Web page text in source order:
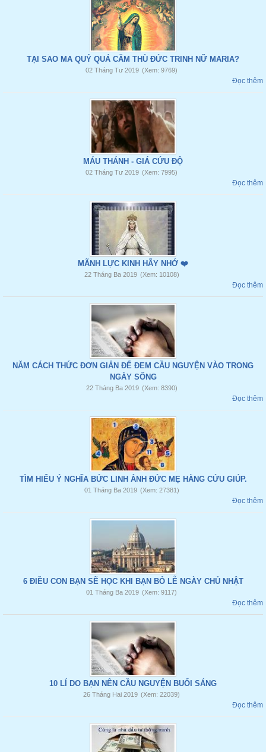
TẠI SAO MA QUỶ QUÁ CĂM THÙ ĐỨC TRINH NỮ MARIA?
02 Tháng Tư 2019 (Xem: 9769)
Đọc thêm
MÁU THÁNH - GIÁ CỨU ĐỘ
02 Tháng Tư 2019 (Xem: 7995)
Đọc thêm
MÃNH LỰC KINH HÃY NHỚ ❤️
22 Tháng Ba 2019 (Xem: 10108)
Đọc thêm
NĂM CÁCH THỨC ĐƠN GIẢN ĐỂ ĐEM CẦU NGUYỆN VÀO TRONG
NGÀY SỐNG
22 Tháng Ba 2019 (Xem: 8390)
Đọc thêm
TÌM HIỂU Ý NGHĨA BỨC LINH ẢNH ĐỨC MẸ HẰNG CỨU GIÚP.
01 Tháng Ba 2019 (Xem: 27381)
Đọc thêm
6 ĐIỀU CON BẠN SẼ HỌC KHI BẠN BỎ LỄ NGÀY CHỦ NHẬT
01 Tháng Ba 2019 (Xem: 9117)
Đọc thêm
10 LÍ DO BẠN NÊN CẦU NGUYỆN BUỔI SÁNG
26 Tháng Hai 2019 (Xem: 22039)
Đọc thêm